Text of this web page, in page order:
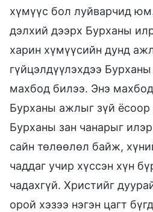
хүмүүс бол луйварчид
дэлхий дээрх Бурханы
харин хүмүүсийн дунд
гүйцэлдүүлэхдээ
махбод билээ. Энэ махбод
Бурханы ажлыг зүй ёсоор
Бурханы зан чанарыг
сайн төлөөлөл байж,
чаддаг учир хүссэн хүн
чадахгүй. Христийг
орой хэзээ нэгэн цагт